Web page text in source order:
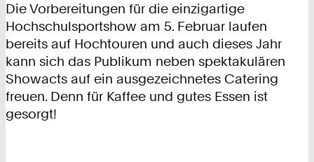
Die Vorbereitungen für die einzigartige
Hochschulsportshow am 5. Februar laufen
bereits auf Hochtouren und auch dieses Jahr
kann sich das Publikum neben spektakulären
Showacts auf ein ausgezeichnetes Catering
freuen. Denn für Kaffee und gutes Essen ist
gesorgt!